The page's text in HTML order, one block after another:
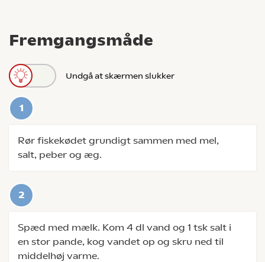
Fremgangsmåde
Undgå at skærmen slukker
Rør fiskekødet grundigt sammen med mel,
salt, peber og æg.
Spæd med mælk. Kom 4 dl vand og 1 tsk salt i
en stor pande, kog vandet op og skru ned til
middelhøj varme.